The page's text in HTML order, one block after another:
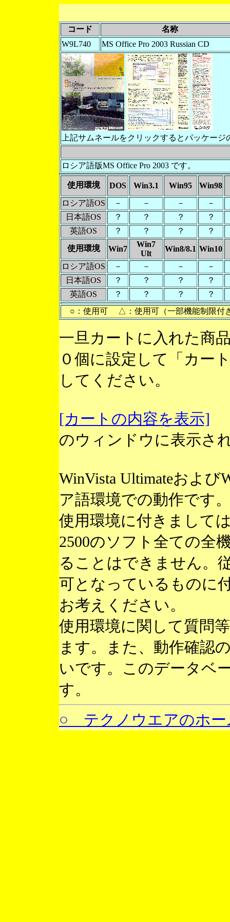
コード
名称
W9L740
MS Office Pro 2003 Russian CD
上記サムネールをクリックするとパッケー
ロシア語版MS Office Pro 2003 です。
使用環境 DOS Win3.1 Win95
Win98
ロシア語OS
－ － －
－
日本語OS
？ ？ ？
？
英語OS
？ ？ ？
？
使用環境
Win7
Win7
Ult
Win8/8.1 Win10
ロシア語OS
－ － －
－
日本語OS
？ ？ ？
？
英語OS
？ ？ ？
？
○：使用可 △：使用可（一部機能制限
一旦カートに入れた商
０個に設定して「カー
してください。
[カートの内容を表示]
のウィンドウに表示さ
WinVista Ultimateおよ
ア語環境での動作です
使用環境に付きまして
2500のソフト全ての全
ることはできません。
可となっているものに
お考えください。
使用環境に関して質問
ます。また、動作確認
いです。このデータベ
す。
○ テクノウエアのホー